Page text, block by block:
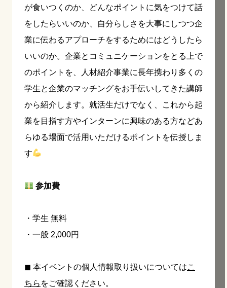
が食いつくのか、どんなポイントに気をつけて話
をしたらいいのか、自分らしさを大事にしつつ企
業に伝わるアプローチをするためにはどうしたら
いいのか。企業とコミュニケーションをとる上で
のポイントを、人材紹介事業に長年携わり多くの
学生と企業のマッチングをお手伝いしてきた講師
から紹介します。就活生だけでなく、これから起
業を目指す方やインターンに興味のある方などあ
らゆる場面で活用いただけるポイントを伝授しま
す
参加費
・学生 無料
・一般 2,000円
◼︎ 本イベントの個人情報取り扱いについてはこ
ちら をご確認ください。